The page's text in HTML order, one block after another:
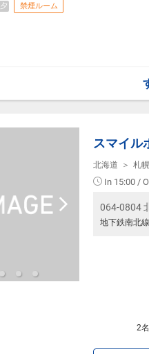
【宿泊施設における「こども・
※添い寝のお子様がいる場合は「
＜お部屋タイプ＞
スタンダードダブル 15平米 ベ
※1ベッドです。2名様で1室をご
・チェックイン14：00、チェック
【宿泊施設における「こども・添
・幼児施設使用料（0歳～未就学児
※添い寝のお子様がいる場合は「
※宿泊税が必要な場合は現地払いと
本プランは価格変動制です。
夕 禁煙ルーム
スマイル
北海道 札
In 15:00 /
064-0804
地下鉄南北
2